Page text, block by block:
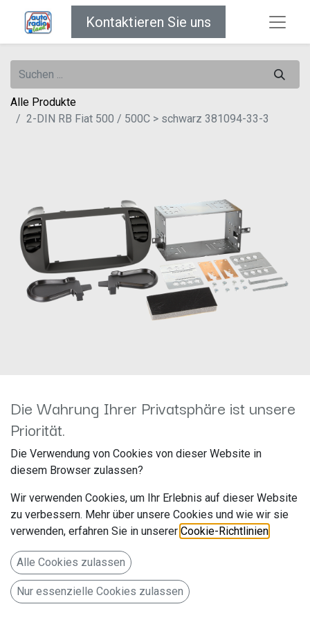
Kontaktieren Sie uns
Alle Produkte
2-DIN RB Fiat 500 / 500C > schwarz 381094-33-3
2-DIN RB Fiat 500 / 500C >
schwarz 381094-33-3
Hersteller: ACV
Artikelnummer: 381094-33-3
acv GmbH
41812 Erkelenz
Deutschland www.acvgmbh.de
Die Wahrung Ihrer Privatsphäre ist unsere
Priorität.
Die Verwendung von Cookies von dieser Website in
diesem Browser zulassen?
Wir verwenden Cookies, um Ihr Erlebnis auf dieser Website
zu verbessern. Mehr über unsere Cookies und wie wir sie
verwenden, erfahren Sie in unserer Cookie-Richtlinien
Alle Cookies zulassen
Nur essenzielle Cookies zulassen